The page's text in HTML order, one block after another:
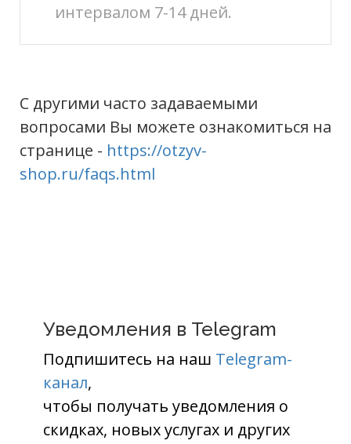
интервалом 7-14 дней.
С другими часто задаваемыми
вопросами Вы можете ознакомиться на
странице - https://otzyv-
shop.ru/faqs.html
Уведомления в Telegram
Подпишитесь на наш Telegram-
канал,
чтобы получать уведомления о
скидках, новых услугах и других